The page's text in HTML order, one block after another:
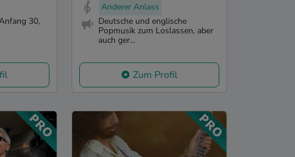
30,
Anderer Anlass
Deutsche und englische
Popmusik zum Loslassen, aber
auch ger...
Zum Profil